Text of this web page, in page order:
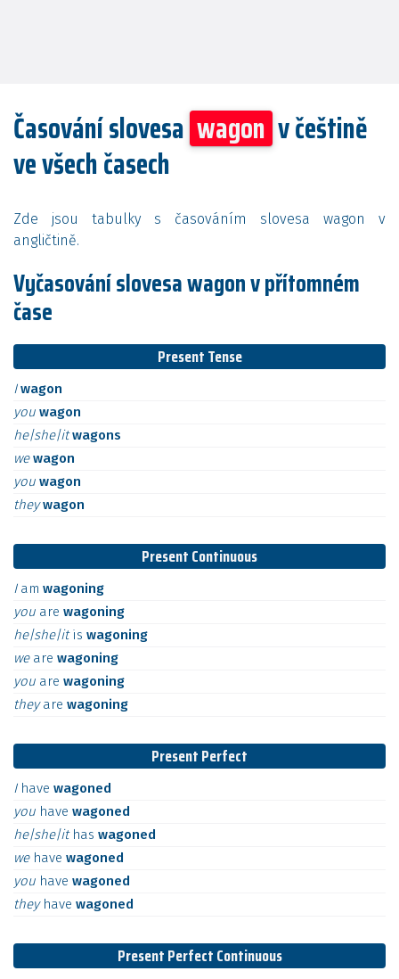
Časování slovesa wagon v češtině
ve všech časech
Zde jsou tabulky s časováním slovesa wagon v
angličtině.
Vyčasování slovesa wagon v přítomném
čase
Present Tense
Iwagon
you wagon
he|she|itwagons
wewagon
you wagon
theywagon
Present Continuous
I am wagoning
you are wagoning
he|she|itis wagoning
we are wagoning
you are wagoning
theyare wagoning
Present Perfect
I have wagoned
you have wagoned
he|she|it has wagoned
we have wagoned
you have wagoned
they have wagoned
Present Perfect Continuous